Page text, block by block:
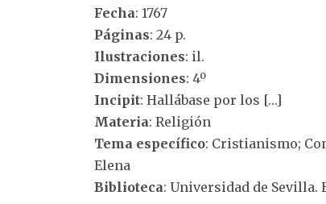
Fecha: 1767
Páginas: 24 p.
Ilustraciones: il.
Dimensiones: 4º
Incipit: Hallábase por los […]
Materia: Religión
Tema específico: Cristianismo;
Elena
Biblioteca: Universidad de Sevilla.